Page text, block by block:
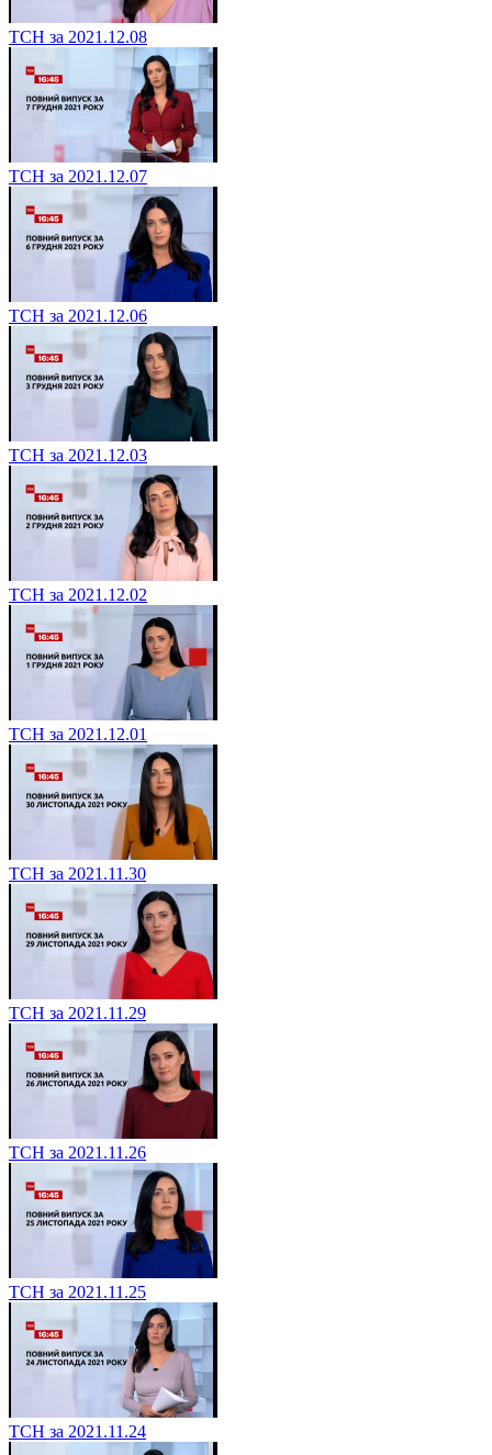
ТСН за 2021.12.08
ТСН за 2021.12.07
ТСН за 2021.12.06
ТСН за 2021.12.03
ТСН за 2021.12.02
ТСН за 2021.12.01
ТСН за 2021.11.30
ТСН за 2021.11.29
ТСН за 2021.11.26
ТСН за 2021.11.25
ТСН за 2021.11.24